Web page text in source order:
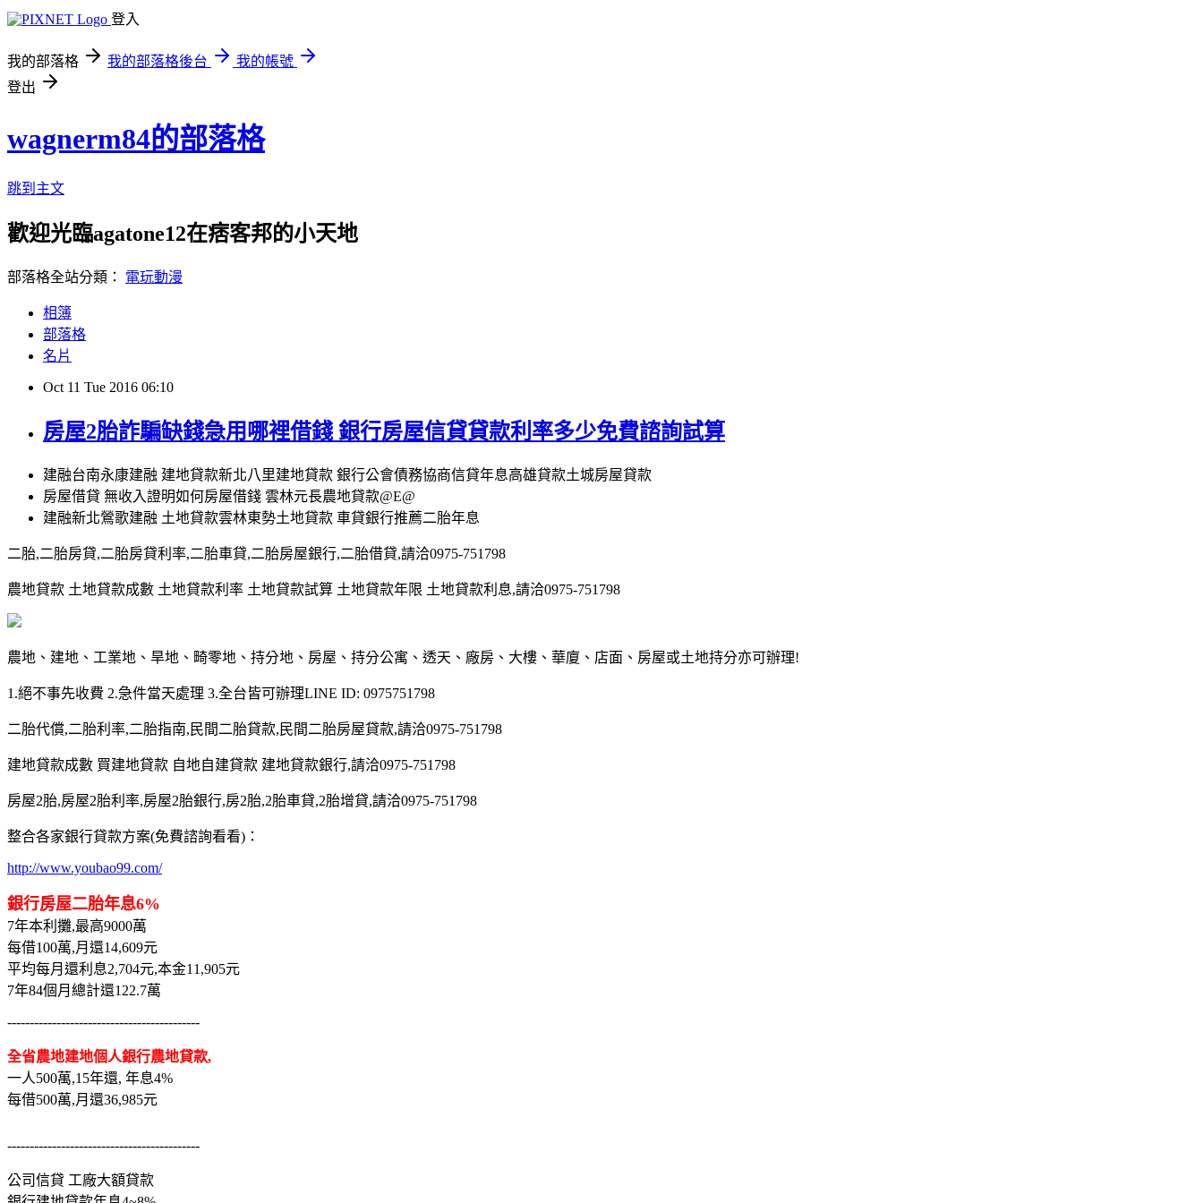
登入
我的部落格 我的部落格後台
我的帳號
登出
wagnerm84的部落格
跳到主文
歡迎光臨agatone12在痞客邦的小天地
部落格全站分類： 電玩動漫
相簿
部落格
名片
Oct 11 Tue 2016 06:10
房屋2胎詐騙缺錢急用哪裡借錢 銀行房屋信貸貸款利率多少免費諮詢試算
建融台南永康建融 建地貸款新北八里建地貸款 銀行公會債務協商信貸年息高雄貸款土城房屋貸款
房屋借貸 無收入證明如何房屋借錢 雲林元長農地貸款@E@
建融新北鶯歌建融 土地貸款雲林東勢土地貸款 車貸銀行推薦二胎年息
二胎,二胎房貸,二胎房貸利率,二胎車貸,二胎房屋銀行,二胎借貸,請洽0975-751798
農地貸款 土地貸款成數 土地貸款利率 土地貸款試算 土地貸款年限 土地貸款利息,請洽0975-751798
農地、建地、工業地、旱地、畸零地、持分地、房屋、持分公寓、透天、廠房、大樓、華廈、店面、房屋或土地持分亦可辦理!
1.絕不事先收費 2.急件當天處理 3.全台皆可辦理LINE ID: 0975751798
二胎代償,二胎利率,二胎指南,民間二胎貸款,民間二胎房屋貸款,請洽0975-751798
建地貸款成數 買建地貸款 自地自建貸款 建地貸款銀行,請洽0975-751798
房屋2胎,房屋2胎利率,房屋2胎銀行,房2胎,2胎車貸,2胎增貸,請洽0975-751798
整合各家銀行貸款方案(免費諮詢看看)：
http://www.youbao99.com/
銀行房屋二胎年息6%
7年本利攤,最高9000萬
每借100萬,月還14,609元
平均每月還利息2,704元,本金11,905元
7年84個月總計還122.7萬
-------------------------------------------
全省農地建地個人銀行農地貸款,
一人500萬,15年還, 年息4%
每借500萬,月還36,985元
-------------------------------------------
公司信貸 工廠大額貸款